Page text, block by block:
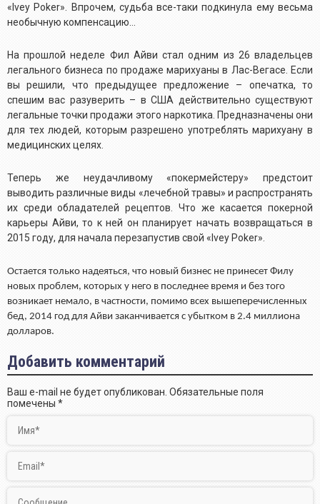
« Ivey Poker». Впрочем, судьба все-таки подкинула ему весьма
необычную компенсацию…
На прошлой неделе Фил Айви стал одним из 26 владельцев
легального бизнеса по продаже марихуаны в Лас-Вегасе. Если
вы решили, что предыдущее предложение – опечатка, то
спешим вас разуверить – в США действительно существуют
легальные точки продажи этого наркотика. Предназначены они
для тех людей, которым разрешено употреблять марихуану в
медицинских целях.
Теперь же неудачливому «покермейстеру» предстоит
выводить различные виды «лечебной травы» и распространять
их среди обладателей рецептов. Что же касается покерной
карьеры Айви, то к ней он планирует начать возвращаться в
2015 году, для начала перезапустив свой « Ivey Poker».
Остается только надеяться, что новый бизнес не принесет Филу
новых проблем, которых у него в последнее время и без того
возникает немало, в частности, помимо всех вышеперечисленных
бед, 2014 год для Айви заканчивается с убытком в 2.4 миллиона
долларов.
Добавить комментарий
Ваш e-mail не будет опубликован. Обязательные поля
помечены *